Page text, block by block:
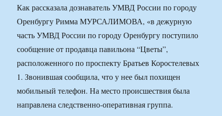
Как рассказала дознаватель УМВД России по городу
Оренбургу Римма МУРСАЛИМОВА, «в дежурную
часть УМВД России по городу Оренбургу поступило
сообщение от продавца павильона “Цветы”,
расположенного по проспекту Братьев Коростелевых
1. Звонившая сообщила, что у нее был похищен
мобильный телефон. На место происшествия была
направлена следственно-оперативная группа.